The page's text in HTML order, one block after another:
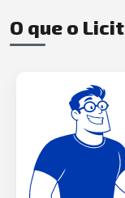
O que o